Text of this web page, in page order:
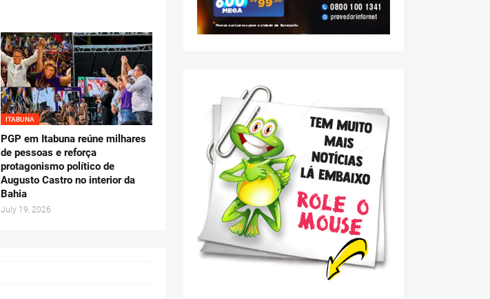
ITABUNA
PGP em Itabuna reúne milhares
de pessoas e reforça
protagonismo político de
Augusto Castro no interior da
Bahia
July 19, 2026